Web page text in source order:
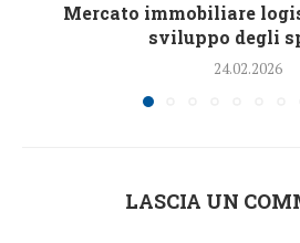
Mercato immobiliare
sviluppo degli
24.02.2026
LASCIA UN